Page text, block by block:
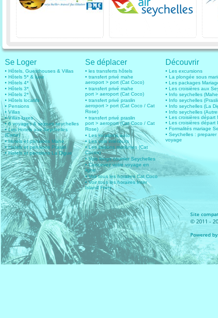
Se Loger
• Hôtels, Guesthouses & Villas
• Hôtels 5* & luxe
• Hôtels 4*
• Hôtels 3*
• Hôtels 2*
• Hôtels locatifs
• Pensions
• Villas
• Villas luxes
• 6 voyages & sejours seychelles
• Les Hotels aux Seychelles
(Carte)
• Hotels et pensions Mahe
• Hotels et pensions Praslin
• Hotels et pensions La Digue
Se déplacer
• les transferts hôtels
• transfert privé mahe
aeroport > port (Cat Coco)
• transfert privé mahe
port > aeroport (Cat Coco)
• transfert privé praslin
aeroport > port (Cat Coco / Cat
Rose)
• transfert privé praslin
port > aeroport (Cat Coco / Cat
Rose)
• Les locations auto
• Les vols intérieurs
• Les liaisons maritimes (Cat
Cocos)
• Vols longs courrier Seychelles
• Concevez votre voyage en
ligne
• Voir tous les horaires Cat Coco
• Voir tous les horaires Inter
Island Ferry
Découvrir
• Les excursions
• La plongée sous
• Les packages
• Les croisières aux
• Info seychelles
• Info seychelles
• Info seychelles (La
• Info seychelles
• Les croisières départ
• Les croisières départ
• Formalités mariage
• Seychelles : preparer
voyage
Site
© 2011 -
Powered by